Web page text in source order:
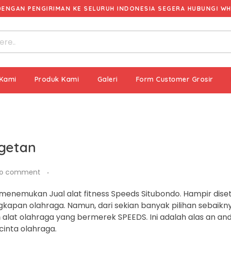
PENGIRIMAN KE SELURUH INDONESIA SEGERA HUBUNGI
Produk Kami Galeri Form Customer Grosir
comment
Jual alat fitness Speeds Situbondo. Hampir
olahraga. Namun, dari sekian banyak pilihan
olahraga yang bermerek SPEEDS. Ini adalah alas an
olahraga.